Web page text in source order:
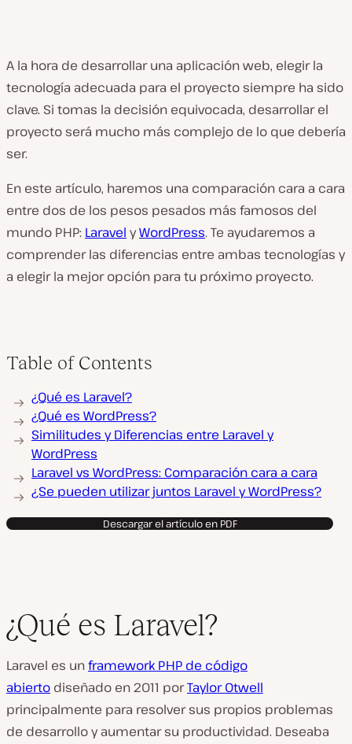
A la hora de desarrollar una aplicación web, elegir la
tecnología adecuada para el proyecto siempre ha sido
clave. Si tomas la decisión equivocada, desarrollar el
proyecto será mucho más complejo de lo que debería
ser.
En este artículo, haremos una comparación cara a cara
entre dos de los pesos pesados más famosos del
mundo PHP: Laravel yWordPress. Te ayudaremos a
comprender las diferencias entre ambas tecnologías y
a elegir la mejor opción para tu próximo proyecto.
Table of Contents
¿Qué es Laravel?
¿Qué es WordPress?
Similitudes y Diferencias entre Laravel y
WordPress
Laravel vs WordPress: Comparación cara a cara
¿Se pueden utilizar juntos Laravel y WordPress?
Descargar el artículo en PDF
¿Qué es Laravel?
Laravel es unframework PHP de código
abierto diseñado en 2011 porTaylor Otwell
principalmente para resolver sus propios problemas
de desarrollo y aumentar su productividad. Deseaba